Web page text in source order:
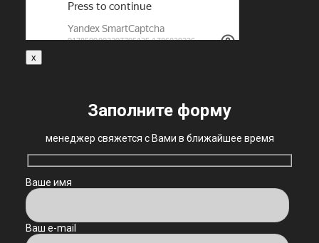
x
Заполните форму
менеджер свяжется с Вами в ближайшее время
Ваше имя
Ваш e-mail